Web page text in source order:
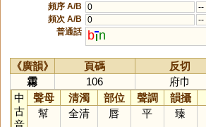
頻序 A/B
0
--
頻次 A/B
0
--
普通話
b n
《廣韻》 頁碼 反切
霦
106
府巾
中
古
音
聲母 清濁 部位 聲調 韻攝
幫
全清 唇 平 臻